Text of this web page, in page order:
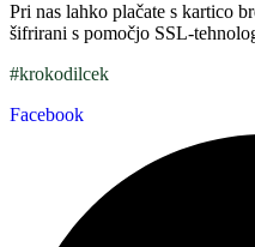
Pri nas lahko plačate s kartico
šifrirani s pomočjo SSL-
#krokodilcek
Facebook